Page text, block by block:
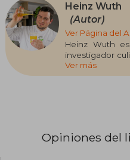
Heinz Wuth
(Autor)
Ver Página del
Heinz Wuth
investigador
sed de
investigar y
mesa siempre
Ver más
Opiniones del